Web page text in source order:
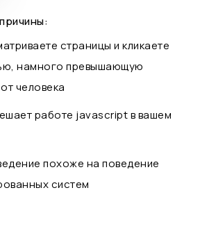
страницы и кликаете
намного превышающую
человека
работе javascript в вашем
похоже на поведение
систем